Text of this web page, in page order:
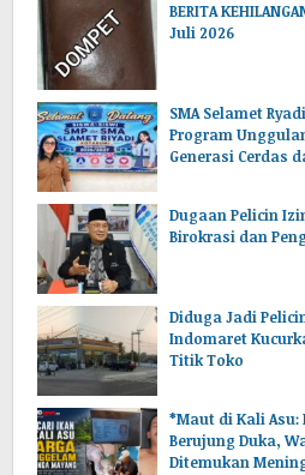
BERITA
Juli 2026
SMA Selamet
Program
Generasi Cerdas
Dugaan Pelicin
Birokrasi dan
‎Diduga Jadi
Indomaret
Titik Toko
*Maut di Kali
Berujung Duka,
Ditemukan